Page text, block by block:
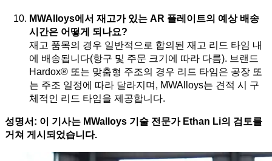
MWAlloys에서 재고가 있는 AR 플레이트의 예상 배송
시간은 어떻게 되나요?
재고 품목의 경우 일반적으로 합의된 재고 리드 타임 내
에 배송됩니다(항구 및 주문 크기에 따라 다름). 브랜드
Hardox® 또는 맞춤형 주조의 경우 리드 타임은 공장 또
는 주조 일정에 따라 달라지며, MWAlloys는 견적 시 구
체적인 리드 타임을 제공합니다.
성명서: 이 기사는 MWalloys 기술 전문가 Ethan Li의 검토를
거쳐 게시되었습니다.